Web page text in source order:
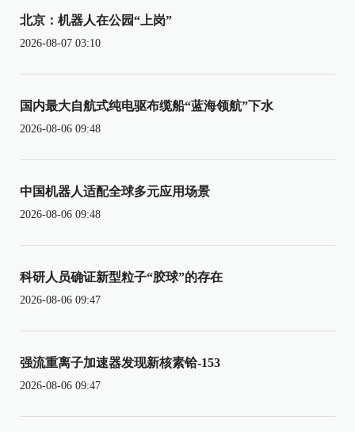
北京：机器人在公园“上岗”
2026-08-07 03:10
国内最大自航式纯电驱布缆船“蓝海领航”下水
2026-08-06 09:48
中国机器人适配全球多元应用场景
2026-08-06 09:48
科研人员确证新型粒子“胶球”的存在
2026-08-06 09:47
强流重离子加速器发现新核素铪-153
2026-08-06 09:47